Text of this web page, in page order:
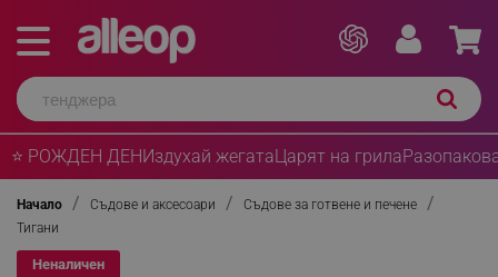
⭐ РОЖДЕН ДЕНИздухай жегатаЦарят на грила
Начало Съдове и аксесоари
Съдове за готвене и печене
Тигани
Неналичен